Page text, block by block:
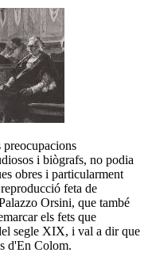
i biògrafs, no podia
obres i particularment
feta de
Orsini, que també
els fets que
segle XIX, i val a dir que
d'En Colom.